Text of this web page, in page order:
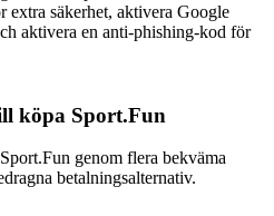
intressen
extra säkerhet, aktivera Google
aktivera en anti-phishing-kod för
köpa Sport.Fun
genom flera bekväma
betalningsalternativ.